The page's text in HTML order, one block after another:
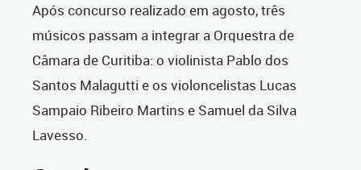
Após concurso realizado em agosto, três
músicos passam a integrar a Orquestra de
Câmara de Curitiba: o violinista Pablo dos
Santos Malagutti e os violoncelistas Lucas
Sampaio Ribeiro Martins e Samuel da Silva
Lavesso.